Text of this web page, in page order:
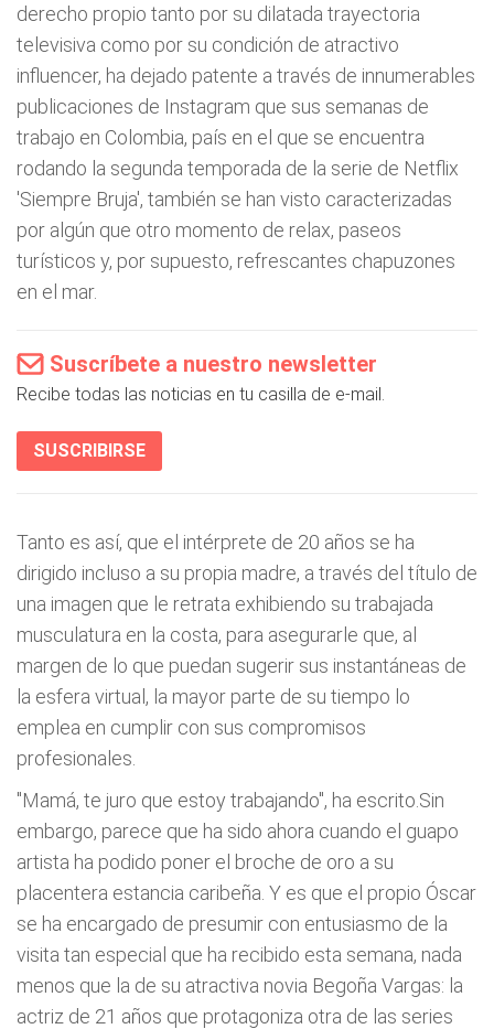
derecho propio tanto por su dilatada trayectoria
televisiva como por su condición de atractivo
influencer, ha dejado patente a través de innumerables
publicaciones de Instagram que sus semanas de
trabajo en Colombia, país en el que se encuentra
rodando la segunda temporada de la serie de Netflix
'Siempre Bruja', también se han visto caracterizadas
por algún que otro momento de relax, paseos
turísticos y, por supuesto, refrescantes chapuzones
en el mar.
Suscríbete a nuestro newsletter
Recibe todas las noticias en tu casilla de e-mail.
SUSCRIBIRSE
Tanto es así, que el intérprete de 20 años se ha
dirigido incluso a su propia madre, a través del título de
una imagen que le retrata exhibiendo su trabajada
musculatura en la costa, para asegurarle que, al
margen de lo que puedan sugerir sus instantáneas de
la esfera virtual, la mayor parte de su tiempo lo
emplea en cumplir con sus compromisos
profesionales.
"Mamá, te juro que estoy trabajando", ha escrito.Sin
embargo, parece que ha sido ahora cuando el guapo
artista ha podido poner el broche de oro a su
placentera estancia caribeña. Y es que el propio Óscar
se ha encargado de presumir con entusiasmo de la
visita tan especial que ha recibido esta semana, nada
menos que la de su atractiva novia Begoña Vargas: la
actriz de 21 años que protagoniza otra de las series